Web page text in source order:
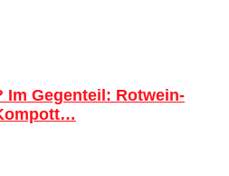
Im Gegenteil: Rotwein-